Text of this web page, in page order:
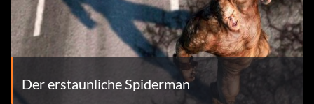
Der erstaunliche Spiderman